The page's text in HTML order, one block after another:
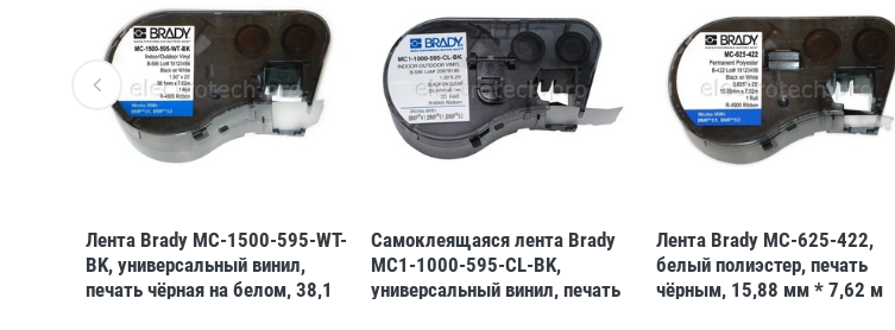
Лента Brady MC-1500-595-WT-
BK, универсальный винил,
печать чёрная на белом, 38,1
Самоклеящаяся лента Brady
MC1-1000-595-CL-BK,
универсальный винил, печать
Лента Brady MC-625-422,
белый полиэстер, печать
чёрным, 15,88 мм * 7,62 м